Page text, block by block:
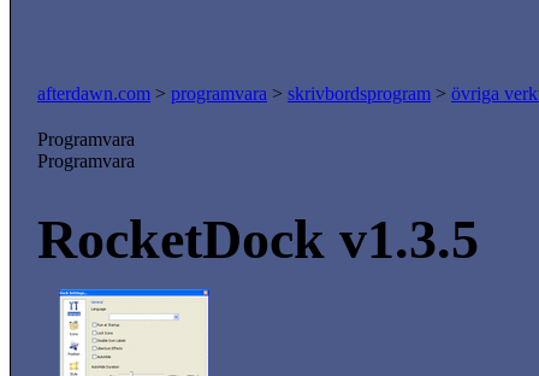
afterdawn.com > programvara > skrivbordsprogram > övriga
Programvara
Programvara
RocketDock v1.3.5